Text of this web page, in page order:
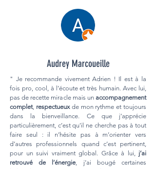
Audrey Marcoueille
" Je recommande vivement Adrien ! Il est à la
fois pro, cool, à l’écoute et très humain. Avec lui,
pas de recette miracle mais un accompagnement
complet, respectueuxde mon rythme et toujours
dans la bienveillance. Ce que j’apprécie
particulièrement, c’est qu’il ne cherche pas à tout
faire seul : il n’hésite pas à m’orienter vers
d’autres professionnels quand c’est pertinent,
pour un suivi vraiment global. Grâce à lui, j’ai
retrouvé de l’énergie , j’ai bougé certaines